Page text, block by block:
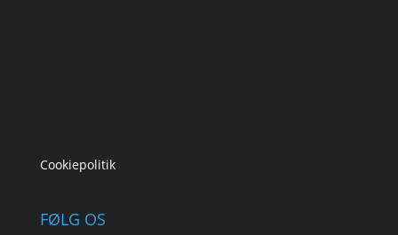
Cookiepolitik
FØLG OS